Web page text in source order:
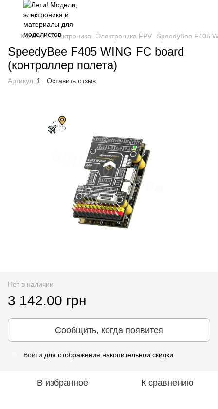
Каталог Электроника Электроника FPV SpeedyBee F405
SpeedyBee F405 WING FC board
(контроллер полета)
Артикул: 1 Оставить отзыв
Нет в наличии
3 142.00 грн
Сообщить, когда появится
Войти для отображения накопительной скидки
В избранное К сравнению